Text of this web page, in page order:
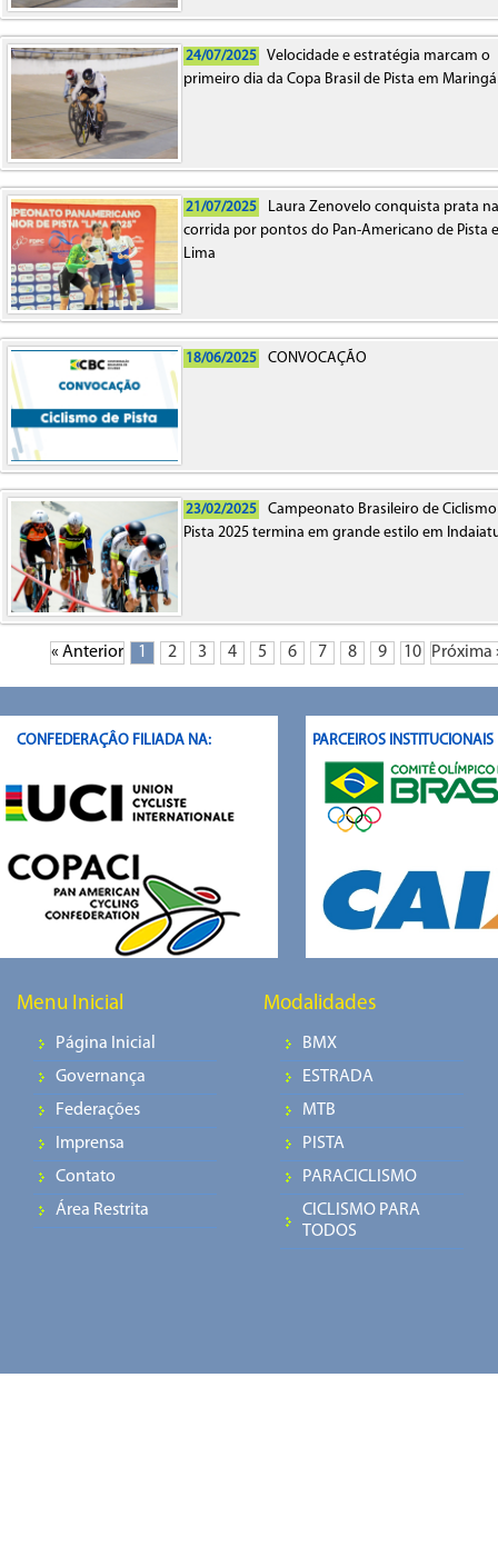
24/07/2025
Velocidade e estratégia marcam o
primeiro dia da Copa Brasil de Pista em Maringá
21/07/2025
Laura Zenovelo conquista prata na
corrida por pontos do Pan-Americano de Pista
Lima
18/06/2025 CONVOCAÇÃO
23/02/2025
Campeonato Brasileiro de
Pista 2025 termina em grande estilo em
« Anterior 1 2 3 4 5 6 7 8 9 10 Próxima
CONFEDERAÇÂO FILIADA NA: PARCEIROS
Menu Inicial
Página Inicial
Governança
Federações
Imprensa
Contato
Área Restrita
Modalidades
BMX
ESTRADA
MTB
PISTA
PARACICLISMO
CICLISMO PARA
TODOS